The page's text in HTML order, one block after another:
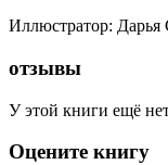
Иллюстратор: Дарья
отзывы
У этой книги ещё
Оцените книгу